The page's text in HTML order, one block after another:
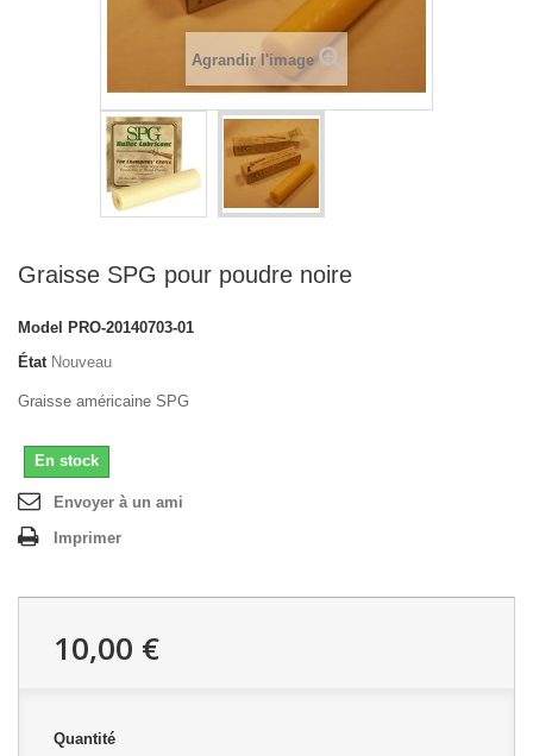
Agrandir l'image
Graisse SPG pour poudre noire
Model
PRO-20140703-01
État Nouveau
Graisse américaine SPG
En stock
Envoyer à un ami
Imprimer
10,00 €
Quantité